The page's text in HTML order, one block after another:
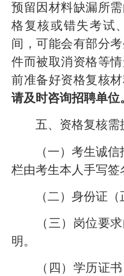
预留因材料缺漏所
格复核或错失考试
间，可能会有部分
件而被取消资格等
前准备好资格复核材
请及时咨询招聘单位
五、资格复核需
（一）考生诚
栏由考生本人手写签
（二） 身份证
（三） 岗位要
明 。
（四） 学历证书